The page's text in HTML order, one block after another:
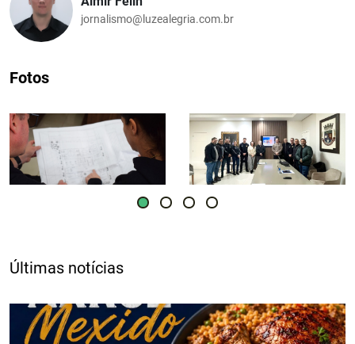
jornalismo@luzealegria.com.br
Fotos
Últimas notícias